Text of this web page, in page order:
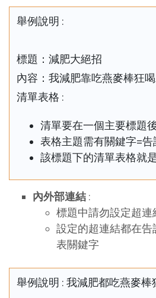
舉例說明 :
標題：減肥大絕招
內容：我減肥靠吃燕麥棒狂
清單表格 :
清單要在一個主要標題
表格主題需有關鍵字=
該標題下的清單表格就
內外部連結 :
標題中請勿設定超連
設定的超連結都在
表關鍵字
舉例說明 : 我減肥都吃燕麥棒